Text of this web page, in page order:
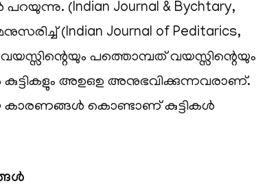
(Indian Journal & Bychtary,
(Indian Journal of Peditarics,
വയസ്സിന്റെയും പത്തൊമ്പത് വയസ്സിന്റെയും
കുട്ടികളും അഉഒഉ അനുഭവിക്കുന്നവരാണ്.
കാരണങ്ങൾ കൊണ്ടാണ് കുട്ടികൾ